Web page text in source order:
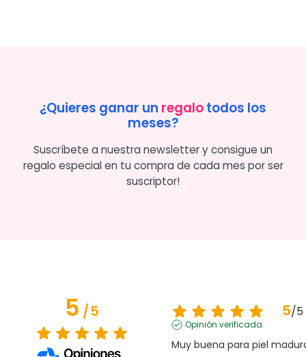
¿Quieres ganar un regalotodos los
meses?
Suscríbete a nuestra newsletter y consigue un
regalo especial en tu compra de cada mes por ser
suscriptor!
5/5 5/5
Opinión verificada
Muy buena para piel